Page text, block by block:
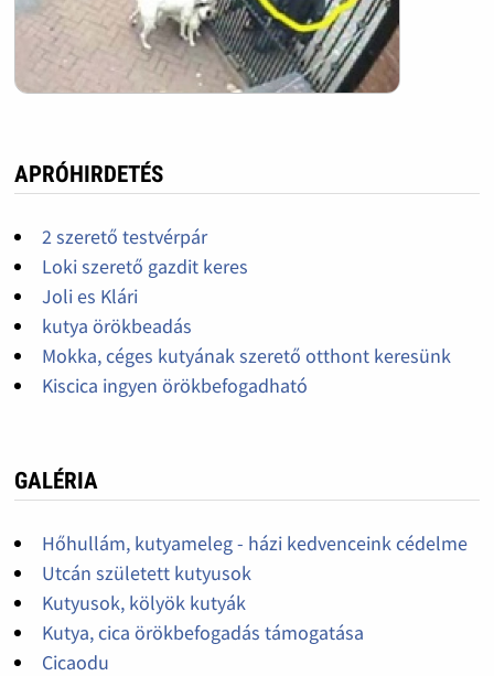
APRÓHIRDETÉS
2 szerető testvérpár
Loki szerető gazdit keres
Joli es Klári
kutya örökbeadás
Mokka, céges kutyának szerető otthont keresünk
Kiscica ingyen örökbefogadható
GALÉRIA
Hőhullám, kutyameleg - házi kedvenceink cédelme
Utcán született kutyusok
Kutyusok, kölyök kutyák
Kutya, cica örökbefogadás támogatása
Cicaodu